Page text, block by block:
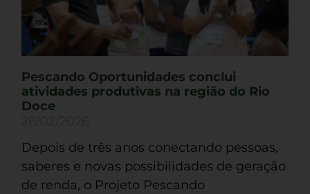
Pescando Oportunidades conclui
atividades produtivas na região do Rio
Doce
Depois de três anos conectando pessoas,
saberes e novas possibilidades de geração
de renda, o Projeto Pescando